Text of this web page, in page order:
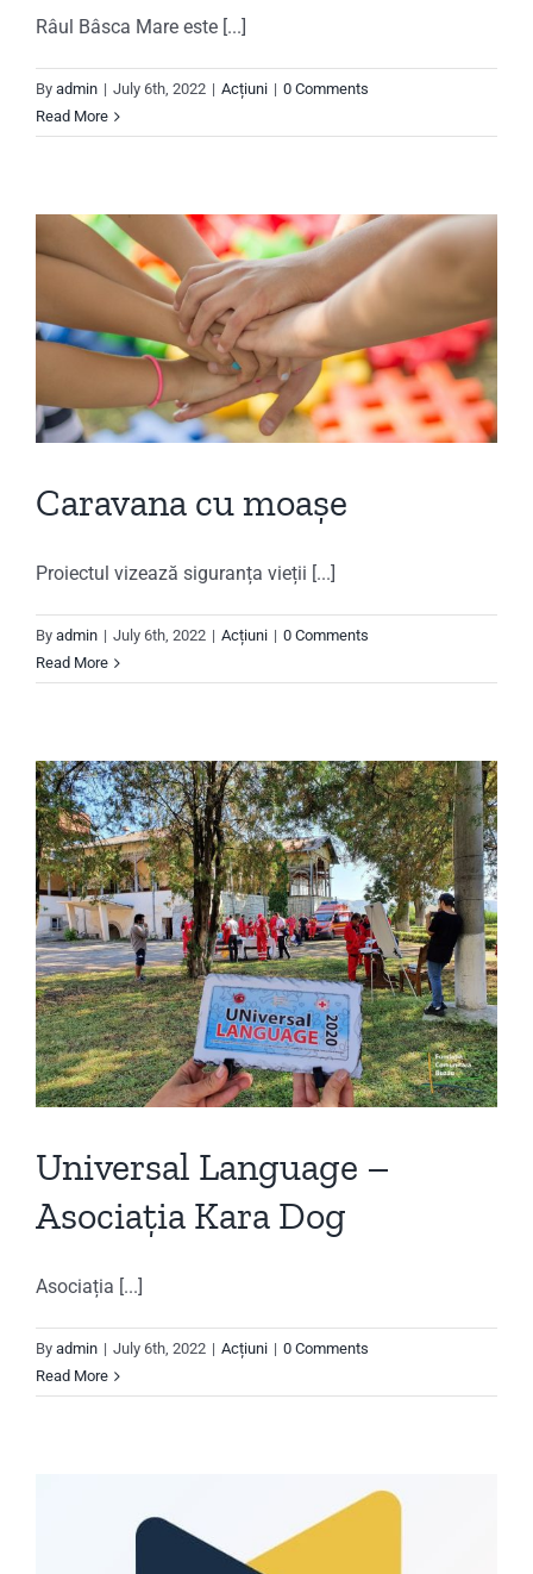
Râul Bâsca Mare este [...]
By admin | July 6th, 2022 | Acțiuni | 0 Comments
Read More
Caravana cu moașe
Proiectul vizează siguranța vieții [...]
By admin | July 6th, 2022 | Acțiuni | 0 Comments
Read More
Universal Language –
Asociația Kara Dog
Asociația [...]
By admin | July 6th, 2022 | Acțiuni | 0 Comments
Read More